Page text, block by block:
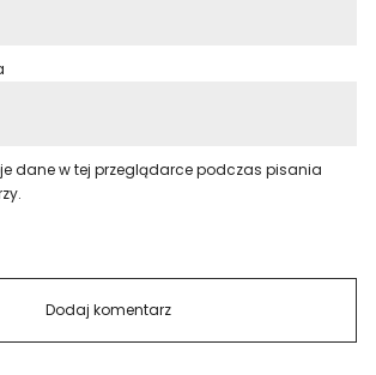
dane w tej przeglądarce podczas pisania